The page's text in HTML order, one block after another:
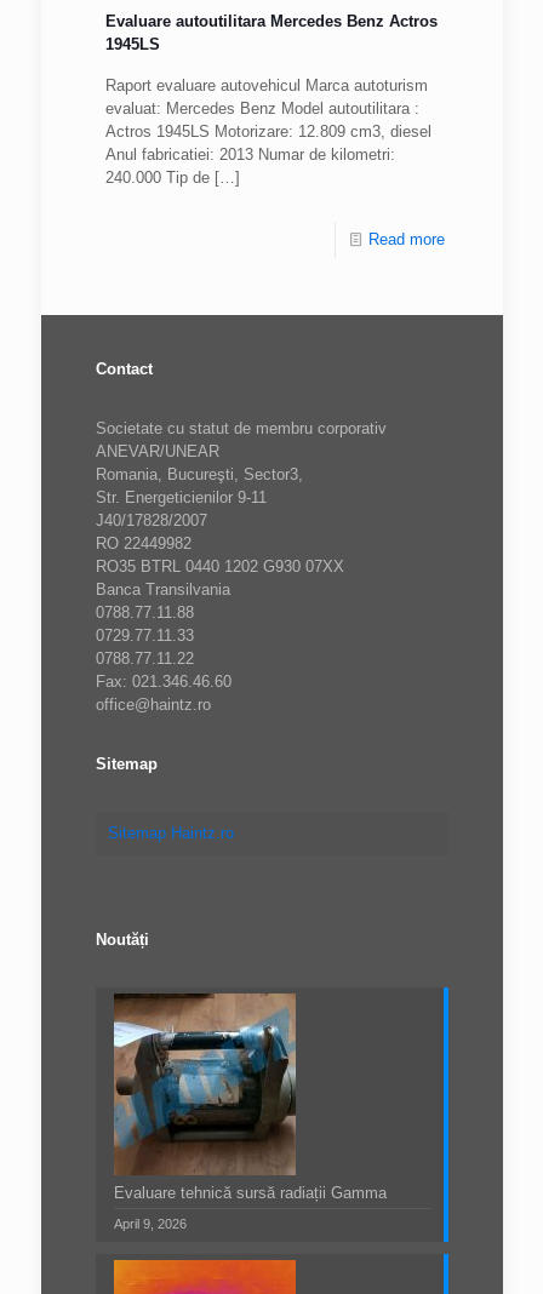
Evaluare autoutilitara Mercedes Benz Actros
1945LS
Raport evaluare autovehicul Marca autoturism
evaluat: Mercedes Benz Model autoutilitara :
Actros 1945LS Motorizare: 12.809 cm3, diesel
Anul fabricatiei: 2013 Numar de kilometri:
240.000 Tip de[…]
Read more
Contact
Societate cu statut de membru corporativ
ANEVAR/UNEAR
Romania, Bucureşti, Sector3,
Str. Energeticienilor 9-11
J40/17828/2007
RO 22449982
RO35 BTRL 0440 1202 G930 07XX
Banca Transilvania
0788.77.11.88
0729.77.11.33
0788.77.11.22
Fax: 021.346.46.60
office@haintz.ro
Sitemap
Sitemap Haintz.ro
Noutăți
Evaluare tehnică sursă radiații Gamma
April 9, 2026